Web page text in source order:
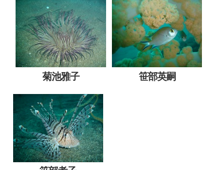
菊池雅子 笹部英嗣